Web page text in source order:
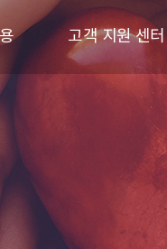
고객 지원 센터
고객의 소리